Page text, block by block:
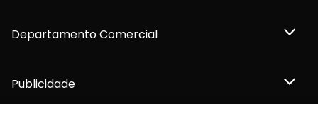
Departamento Comercial
Publicidade